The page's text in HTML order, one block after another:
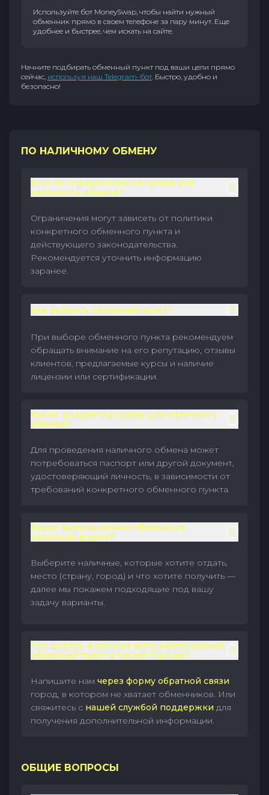
Используйте бот MoneySwap, чтобы найти нужный
обменник прямо в своем телефоне за пару минут. Еще
удобнее и быстрее, чем искать на сайте.
Начните подбирать обменный пункт под ваши цели прямо
сейчас, используя наш Telegram-бот. Быстро, удобно и
безопасно!
ПО НАЛИЧНОМУ ОБМЕНУ
Есть ли ограничения на суммы для
наличного обмена?
Ограничения могут зависеть от политики
конкретного обменного пункта и
действующего законодательства.
Рекомендуется уточнить информацию
заранее.
Как выбрать обменный пункт?
При выборе обменного пункта рекомендуем
обращать внимание на его репутацию, отзывы
клиентов, предлагаемые курсы и наличие
лицензии или сертификации.
Какие документы нужны для наличного
обмена?
Для проведения наличного обмена может
потребоваться паспорт или другой документ,
удостоверяющий личность, в зависимости от
требований конкретного обменного пункта.
Какие валюты можно обменять в
наличной форме?
Выберите наличные, которые хотите отдать,
место (страну, город) и что хотите получить —
далее мы покажем подходящие под вашу
задачу варианты.
Что делать, если я не могу найти нужный
обменный пункт в своем городе?
Напишите нам через форму обратной связи
город, в котором не хватает обменников. Или
свяжитесь с нашей службой поддержки для
получения дополнительной информации.
ОБЩИЕ ВОПРОСЫ